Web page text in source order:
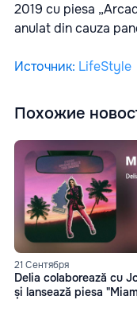
2019 cu piesa
anulat din cauza
Источник: LifeStyle
Похожие
21 Сентября
Delia colaborează cu
și lansează piesa